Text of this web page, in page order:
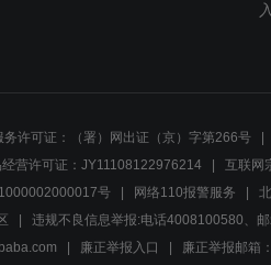
务许可证：（署）网出证（京）字第266号
营许可证：JY11108122976214
互联网
号 网络110报警服务
违规不良信息举报:电话4008100580、
廉正举报入口 廉正举报邮箱